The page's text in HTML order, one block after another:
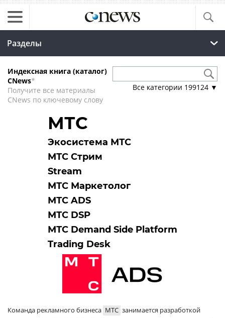
Разделы
Индексная книга (каталог)
CNews*
Получите все материалы
CNews по ключевому слову
Все категории 199124 ▼
МТС
Экосистема МТС
МТС Стрим
Stream
МТС Маркетолог
МТС ADS
МТС DSP
МТС Demand Side Platform
Trading Desk
Команда рекламного бизнеса МТС занимается разработкой